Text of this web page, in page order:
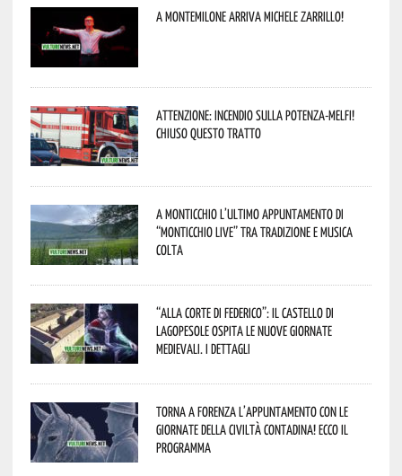
A Montemilone arriva Michele Zarrillo!
Attenzione: incendio sulla Potenza-Melfi!
Chiuso questo tratto
A Monticchio l’ultimo appuntamento di
“Monticchio Live” tra tradizione e musica
colta
“Alla corte di Federico”: il Castello di
Lagopesole ospita le nuove Giornate
Medievali. I dettagli
Torna a Forenza l’appuntamento con le
Giornate della Civiltà Contadina! Ecco il
programma